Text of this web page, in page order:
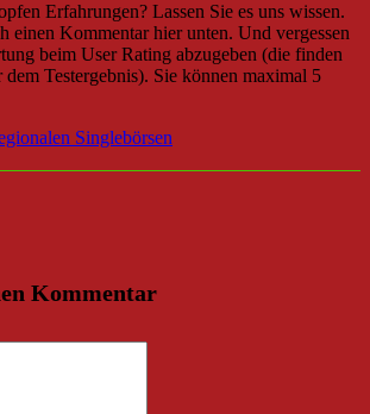
Erfahrungen? Lassen Sie es uns wissen.
einen Kommentar hier unten. Und vergessen
beim User Rating abzugeben (die finden
dem Testergebnis). Sie können maximal 5
Singlebörsen
Kommentar